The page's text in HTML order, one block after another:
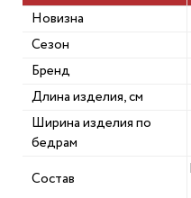
Новизна
Сезон
Бренд
Длина изделия, см
Ширина изделия по
бедрам
Состав